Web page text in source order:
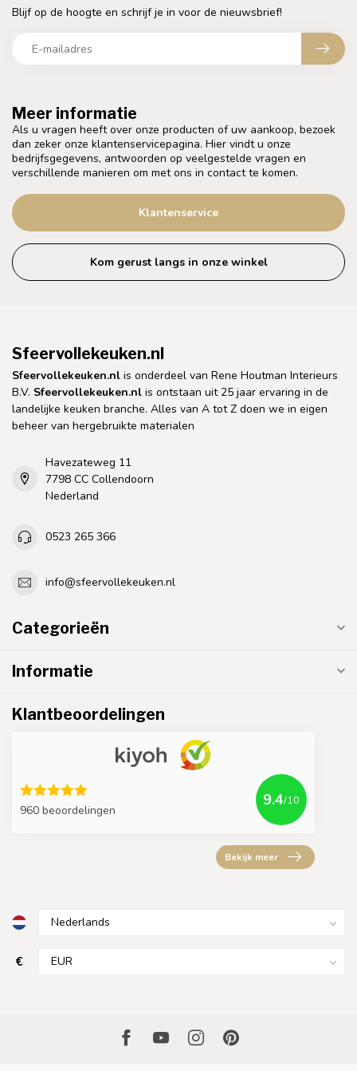
Meer informatie
Als u vragen heeft over onze producten of uw aankoop, bezoek
dan zeker onze klantenservicepagina. Hier vindt u onze
bedrijfsgegevens, antwoorden op veelgestelde vragen en
verschillende manieren om met ons in contact te komen.
Klantenservice
Kom gerust langs in onze winkel
Blijf op de hoogte en schrijf je in voor de nieuwsbrief!
Sfeervollekeuken.nl
Sfeervollekeuken.nl is onderdeel van Rene Houtman Interieurs
B.V. Sfeervollekeuken.nl is ontstaan uit 25 jaar ervaring in de
landelijke keuken branche. Alles van A tot Z doen we in eigen
beheer van hergebruikte materialen
Havezateweg 11
7798 CC Collendoorn
Nederland
0523 265 366
info@sfeervollekeuken.nl
Categorieën
Informatie
Klantbeoordelingen
960 beoordelingen
9.4/10
Bekijk meer
€